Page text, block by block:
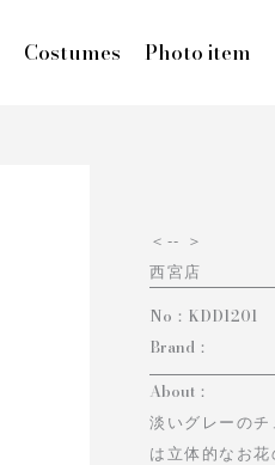
Costumes Photo item
＜ -- ＞
西宮店
No： KDD1201
Brand：
About：
淡いグレーの
は立体的なお